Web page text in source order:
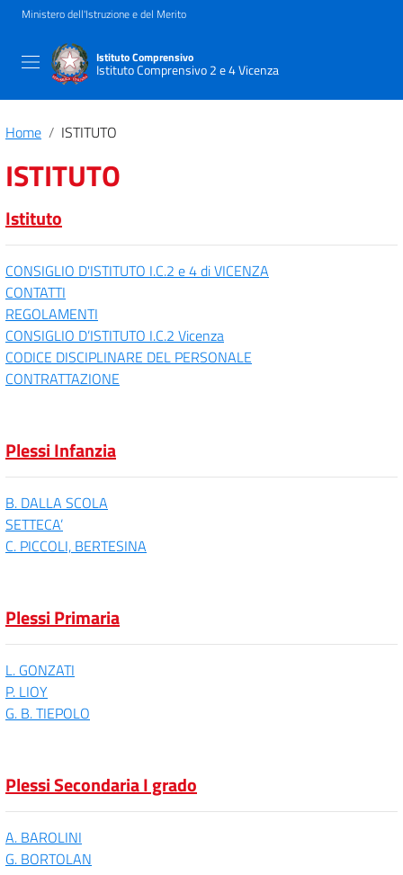
Ministero dell'Istruzione e del Merito
Istituto Comprensivo
Istituto Comprensivo 2 e 4 Vicenza
Home ISTITUTO
ISTITUTO
Istituto
CONSIGLIO D'ISTITUTO I.C.2 e 4 di VICENZA
CONTATTI
REGOLAMENTI
CONSIGLIO D’ISTITUTO I.C.2 Vicenza
CODICE DISCIPLINARE DEL PERSONALE
CONTRATTAZIONE
Plessi Infanzia
B. DALLA SCOLA
SETTECA’
C. PICCOLI, BERTESINA
Plessi Primaria
L. GONZATI
P. LIOY
G. B. TIEPOLO
Plessi Secondaria I grado
A. BAROLINI
G. BORTOLAN